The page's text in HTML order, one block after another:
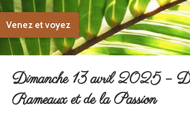
Venez et voyez
Dimanche 13 avril 2025 –
Rameaux et de la Passion